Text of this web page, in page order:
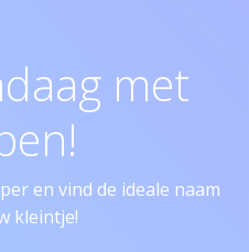
met
en vind de ideale naam
kleintje!